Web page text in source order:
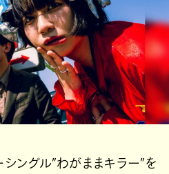
ングル”わがままキラー”を